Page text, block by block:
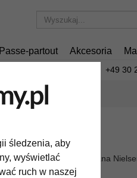
śledzenia, aby
wyświetlać
ruch w naszej
Passe-partout Akcesoria
+49 30
17
17
Rama drewniana